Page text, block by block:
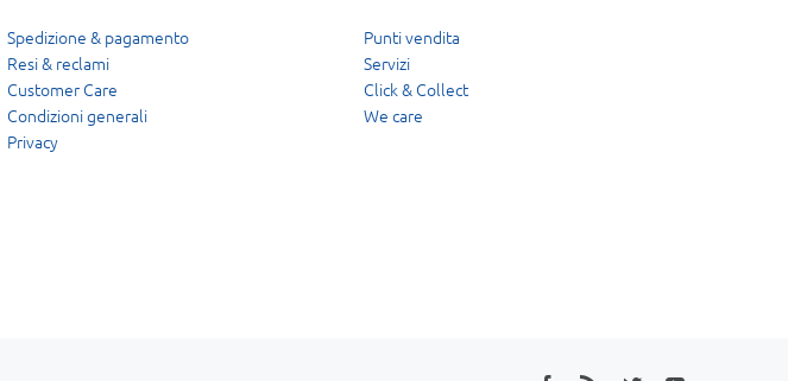
Spedizione & pagamento
Resi & reclami
Customer Care
Condizioni generali
Privacy
Punti vendita
Servizi
Click & Collect
We care